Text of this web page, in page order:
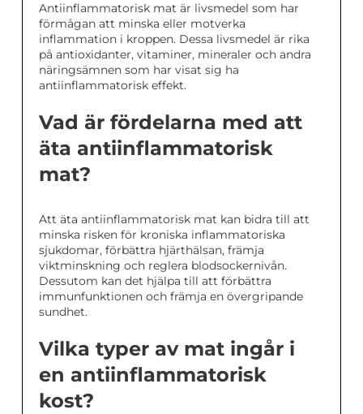
Antiinflammatorisk mat är livsmedel som har
förmågan att minska eller motverka
inflammation i kroppen. Dessa livsmedel är rika
på antioxidanter, vitaminer, mineraler och andra
näringsämnen som har visat sig ha
antiinflammatorisk effekt.
Vad är fördelarna med att
äta antiinflammatorisk
mat?
Att äta antiinflammatorisk mat kan bidra till att
minska risken för kroniska inflammatoriska
sjukdomar, förbättra hjärthälsan, främja
viktminskning och reglera blodsockernivån.
Dessutom kan det hjälpa till att förbättra
immunfunktionen och främja en övergripande
sundhet.
Vilka typer av mat ingår i
en antiinflammatorisk
kost?